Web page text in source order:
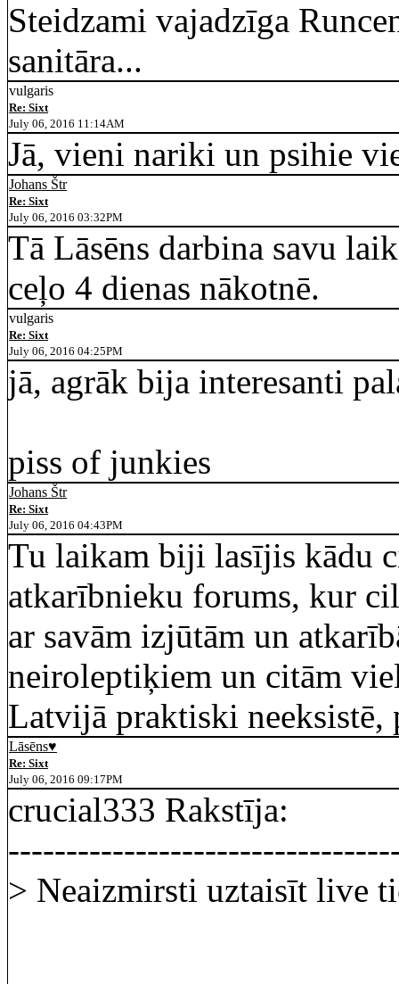
Steidzami vajadzīga
sanitāra...
vulgaris
Re: Sixt
July 06, 2016 11:14AM
Jā, vieni nariki un psihie
Johans Štr
Re: Sixt
July 06, 2016 03:32PM
Tā Lāsēns darbina savu
ceļo 4 dienas nākotnē.
vulgaris
Re: Sixt
July 06, 2016 04:25PM
jā, agrāk bija interesanti
piss of junkies
Johans Štr
Re: Sixt
July 06, 2016 04:43PM
Tu laikam biji lasījis kādu
atkarībnieku forums, kur
ar savām izjūtām un
neiroleptiķiem un citām
Latvijā praktiski
Lāsēns♥
Re: Sixt
July 06, 2016 09:17PM
crucial333 Rakstīja:
> Neaizmirsti uztaisīt live